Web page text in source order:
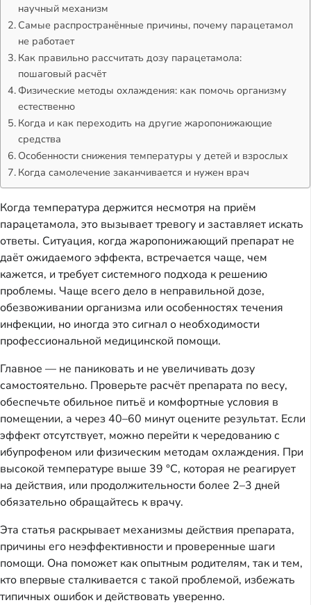
научный механизм
Самые распространённые причины, почему парацетамол
не работает
Как правильно рассчитать дозу парацетамола:
пошаговый расчёт
Физические методы охлаждения: как помочь организму
естественно
Когда и как переходить на другие жаропонижающие
средства
Особенности снижения температуры у детей и взрослых
Когда самолечение заканчивается и нужен врач
Когда температура держится несмотря на приём
парацетамола, это вызывает тревогу и заставляет искать
ответы. Ситуация, когда жаропонижающий препарат не
даёт ожидаемого эффекта, встречается чаще, чем
кажется, и требует системного подхода к решению
проблемы. Чаще всего дело в неправильной дозе,
обезвоживании организма или особенностях течения
инфекции, но иногда это сигнал о необходимости
профессиональной медицинской помощи.
Главное — не паниковать и не увеличивать дозу
самостоятельно. Проверьте расчёт препарата по весу,
обеспечьте обильное питьё и комфортные условия в
помещении, а через 40–60 минут оцените результат. Если
эффект отсутствует, можно перейти к чередованию с
ибупрофеном или физическим методам охлаждения. При
высокой температуре выше 39 °C, которая не реагирует
на действия, или продолжительности более 2–3 дней
обязательно обращайтесь к врачу.
Эта статья раскрывает механизмы действия препарата,
причины его неэффективности и проверенные шаги
помощи. Она поможет как опытным родителям, так и тем,
кто впервые сталкивается с такой проблемой, избежать
типичных ошибок и действовать уверенно.